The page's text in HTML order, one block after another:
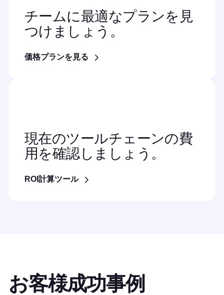
チームに最適なプランを見
つけましょう。
価格プランを見る
現在のツールチェーンの費
用を確認しましょう。
ROI計算ツール
お客様成功事例